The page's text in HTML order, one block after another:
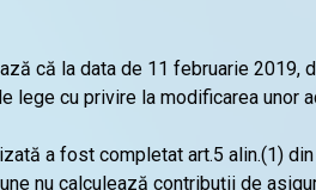
că la data de 11 februarie 2019,
lege cu privire la modificarea
a fost completat art.5 alin.(1)
nu calculează contribuții de